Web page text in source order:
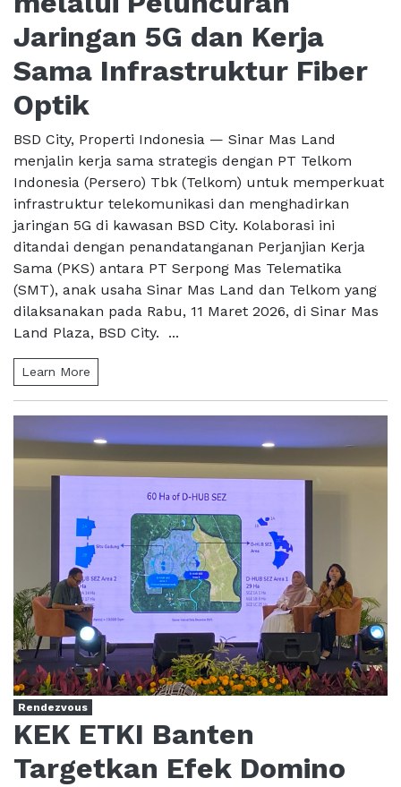
Jaringan 5G dan Kerja
Sama Infrastruktur Fiber
Optik
BSD City, Properti Indonesia — Sinar Mas Land
menjalin kerja sama strategis dengan PT Telkom
Indonesia (Persero) Tbk (Telkom) untuk memperkuat
infrastruktur telekomunikasi dan menghadirkan
jaringan 5G di kawasan BSD City. Kolaborasi ini
ditandai dengan penandatanganan Perjanjian Kerja
Sama (PKS) antara PT Serpong Mas Telematika
(SMT), anak usaha Sinar Mas Land dan Telkom yang
dilaksanakan pada Rabu, 11 Maret 2026, di Sinar Mas
Land Plaza, BSD City. ...
Learn More
Rendezvous
KEK ETKI Banten
Targetkan Efek Domino